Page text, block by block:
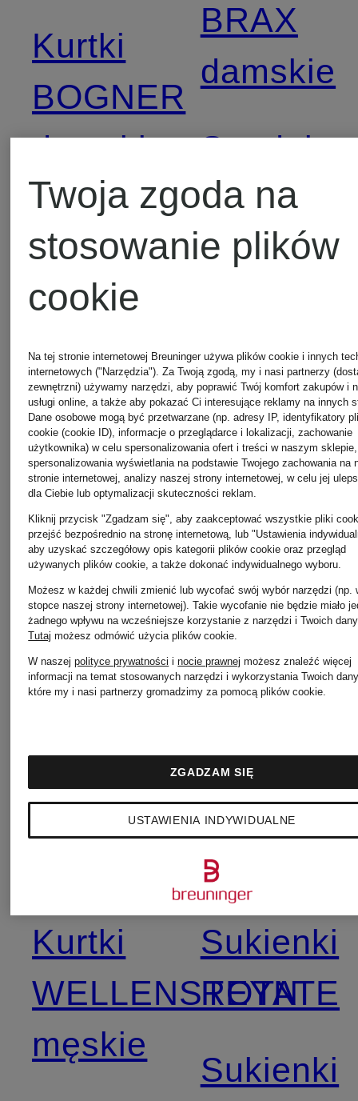
Kurtki
BOGNER
damskie
Kurtki
CANADA
Kurtki
MONCLER
damskie
Kurtki
MONCLER
męskie
Kurtki
WELLENSTEYN
Kurtki
WELLENSTEYN
męskie
BRAX
damskie
Spodnie
MARC
CAIN
COS
Sukienki
Joseph
Ribkoff
Sukienki
MARC
Sukienki
RIANI
Sukienki
ROTATE
Sukienki
Twoja zgoda na
stosowanie plików
cookie
Na tej stronie internetowej Breuninger używa plików cookie i innych
internetowych ("Narzędzia"). Za Twoją zgodą, my i nasi partnerzy
zewnętrzni) używamy narzędzi, aby poprawić Twój komfort zakupów i
usługi online, a także aby pokazać Ci interesujące reklamy na innych
Dane osobowe mogą być przetwarzane (np. adresy IP, identyfikatory
cookie (cookie ID), informacje o przeglądarce i lokalizacji, zachowanie
użytkownika) w celu spersonalizowania ofert i treści w naszym sklepie,
spersonalizowania wyświetlania na podstawie Twojego zachowania na
stronie internetowej, analizy naszej strony internetowej, w celu jej
dla Ciebie lub optymalizacji skuteczności reklam.
Kliknij przycisk "Zgadzam się", aby zaakceptować wszystkie pliki
przejść bezpośrednio na stronę internetową, lub "Ustawienia
aby uzyskać szczegółowy opis kategorii plików cookie oraz przegląd
używanych plików cookie, a także dokonać indywidualnego wyboru.
Możesz w każdej chwili zmienić lub wycofać swój wybór narzędzi (np.
stopce naszej strony internetowej). Takie wycofanie nie będzie miało
żadnego wpływu na wcześniejsze korzystanie z narzędzi i Twoich
Tutaj możesz odmówić użycia plików cookie.
W naszejpolityce prywatności inocie prawnej możesz znaleźć więcej
informacji na temat stosowanych narzędzi i wykorzystania Twoich
które my i nasi partnerzy gromadzimy za pomocą plików cookie.
USTAWIENIA INDYWIDUALNE
ZGADZAM SIĘ